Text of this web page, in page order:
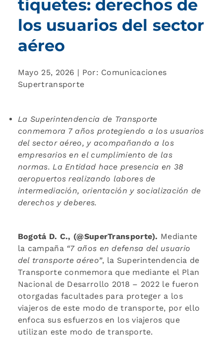
tiquetes: derechos de
los usuarios del sector
aéreo
Mayo 25, 2026 | Por: Comunicaciones
Supertransporte
La Superintendencia de Transporte
conmemora 7 años protegiendo a los usuarios
del sector aéreo, y acompañando a los
empresarios en el cumplimiento de las
normas. La Entidad hace presencia en 38
aeropuertos realizando labores de
intermediación, orientación y socialización de
derechos y deberes.
Bogotá D. C., (@SuperTransporte). Mediante
la campaña “7 años en defensa del usuario
del transporte aéreo”, la Superintendencia de
Transporte conmemora que mediante el Plan
Nacional de Desarrollo 2018 – 2022 le fueron
otorgadas facultades para proteger a los
viajeros de este modo de transporte, por ello
enfoca sus esfuerzos en los viajeros que
utilizan este modo de transporte.